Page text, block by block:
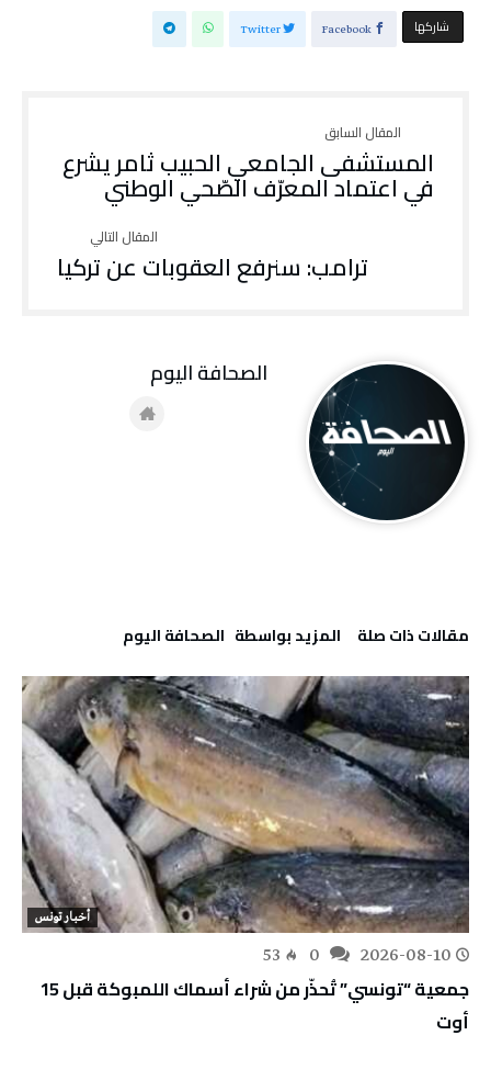
‫‫ شاركها‬ Facebook
Twitter
المستشفى الجامعي الحبيب ثامر يشرع
في اعتماد المعرّف الصّحي الوطني
ترامب: سنرفع العقوبات عن تركيا
‫مقالات ذات صلة‬ ‫‫المزيد بواسطة‬ ‬ ‭ ‬الصحافة‭ ‬اليوم
أخبار تونس
2026-08-10
53
جمعية “تونسي” تُحذّر من شراء أسماك اللمبوكة قبل 15
أوت